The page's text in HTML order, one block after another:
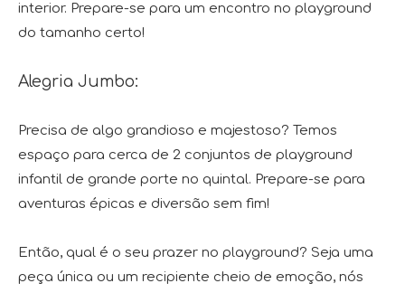
interior. Prepare-se para um encontro no playground
do tamanho certo!
Alegria Jumbo:
Precisa de algo grandioso e majestoso? Temos
espaço para cerca de 2 conjuntos de playground
infantil de grande porte no quintal. Prepare-se para
aventuras épicas e diversão sem fim!
Então, qual é o seu prazer no playground? Seja uma
peça única ou um recipiente cheio de emoção, nós